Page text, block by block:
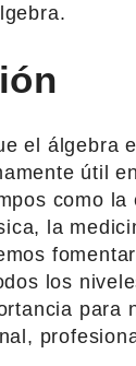
el álgebra
útil
como la
la
los
para